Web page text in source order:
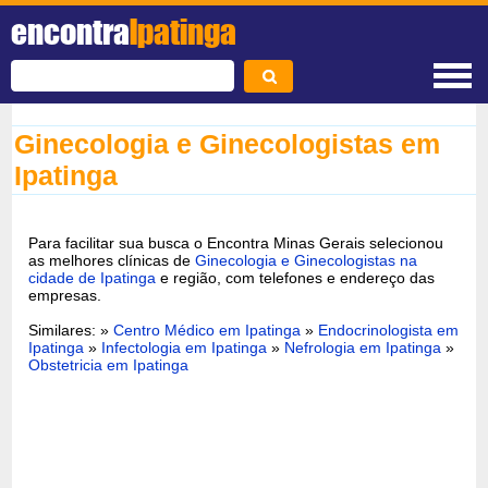
encontraIpatinga
Ginecologia e Ginecologistas em
Ipatinga
Para facilitar sua busca o Encontra Minas Gerais selecionou
as melhores clínicas deGinecologia e Ginecologistas na
cidade de Ipatinga e região, com telefones e endereço das
empresas.
Similares: »Centro Médico em Ipatinga » Endocrinologista em
Ipatinga » Infectologia em Ipatinga » Nefrologia em Ipatinga »
Obstetricia em Ipatinga